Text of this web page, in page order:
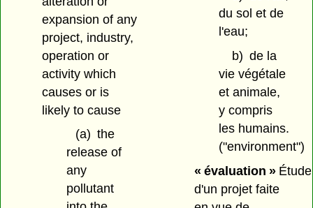
expansion of any
project, industry,
operation or
activity which
causes or is
likely to cause
(a) the
release of
any
pollutant
du sol et de
l'eau;
b) de la
vie végétale
et animale,
y compris
les humains.
("environment")
« évaluation »Étude
d'un projet faite